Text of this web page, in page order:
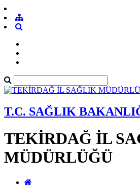
T.C. SAĞLIK
TEKİRDAĞ İL
MÜDÜRLÜĞÜ